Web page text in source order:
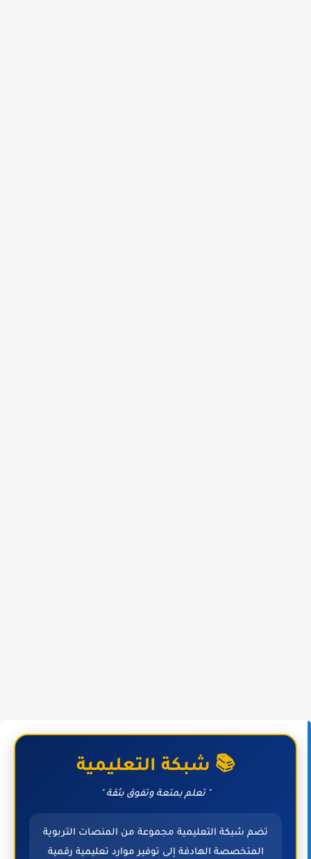
📚 شبكة التعليمية
" تعلم بمتعة وتفوق بثقة "
تضم شبكة التعليمية مجموعة من المنصات التربوية
المتخصصة الهادفة إلى توفير موارد تعليمية رقمية